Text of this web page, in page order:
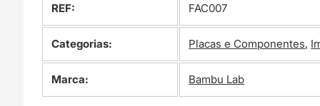
REF: FAC007
Categorias: Placas e Componentes,
Marca: Bambu Lab